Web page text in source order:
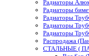
Радиаторы
Радиаторы
Радиаторы
Радиаторы
Радиаторы
Распродажа
СТАЛЬНЫЕ (